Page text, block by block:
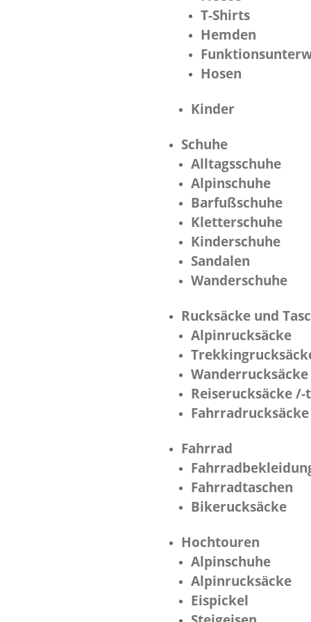
T-Shirts
Hemden
Hosen
Kinder
Schuhe
Alltagsschuhe
Alpinschuhe
Barfußschuhe
Kletterschuhe
Kinderschuhe
Sandalen
Wanderschuhe
Rucksäcke und
Alpinrucksäcke
Wanderrucksäcke
Reiserucksäcke /-
Fahrradrucksäcke
Fahrrad
Fahrradtaschen
Bikerucksäcke
Hochtouren
Alpinschuhe
Alpinrucksäcke
Eispickel